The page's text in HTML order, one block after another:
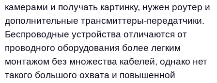
камерами и получать картинку, нужен роутер и
дополнительные трансмиттеры-передатчики.
Беспроводные устройства отличаются от
проводного оборудования более легким
монтажом без множества кабелей, однако нет
такого большого охвата и повышенной